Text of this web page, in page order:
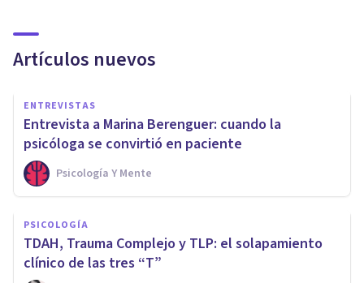
Artículos nuevos
ENTREVISTAS
Entrevista a Marina Berenguer: cuando la
psicóloga se convirtió en paciente
Psicología Y Mente
PSICOLOGÍA
TDAH, Trauma Complejo y TLP: el solapamiento
clínico de las tres “T”